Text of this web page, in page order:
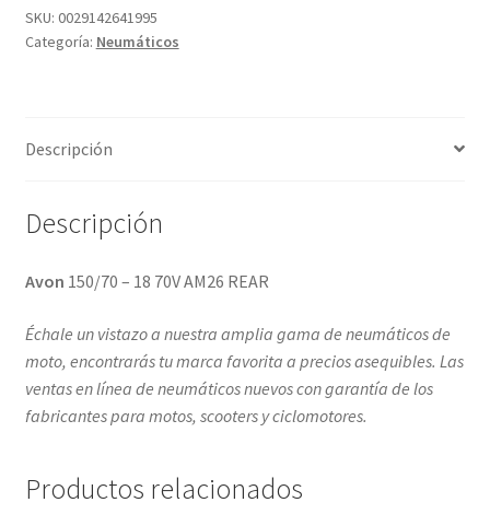
SKU: 0029142641995
Categoría: Neumáticos
Descripción
Descripción
Avon 150/70 – 18 70V AM26 REAR
Échale un vistazo a nuestra amplia gama de neumáticos de
moto, encontrarás tu marca favorita a precios asequibles. Las
ventas en línea de neumáticos nuevos con garantía de los
fabricantes para motos, scooters y ciclomotores.
Productos relacionados